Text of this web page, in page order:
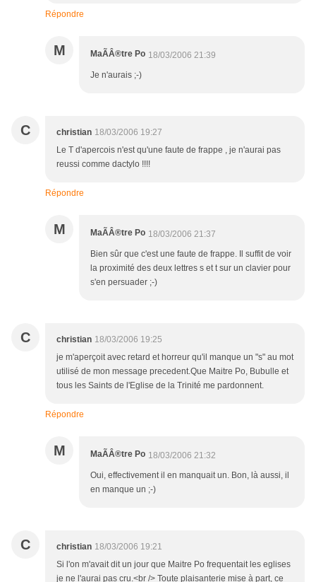
Répondre
M MaÃÂ®tre Po 18/03/2006 21:39
Je n'aurais ;-)
C christian 18/03/2006 19:27
Le T d'apercois n'est qu'une faute de frappe , je n'aurai pas
reussi comme dactylo !!!!
Répondre
M MaÃÂ®tre Po 18/03/2006 21:37
Bien sûr que c'est une faute de frappe. Il suffit de voir
la proximité des deux lettres s et t sur un clavier pour
s'en persuader ;-)
C christian 18/03/2006 19:25
je m'aperçoit avec retard et horreur qu'il manque un "s" au mot
utilisé de mon message precedent.Que Maitre Po, Bubulle et
tous les Saints de l'Eglise de la Trinité me pardonnent.
Répondre
M MaÃÂ®tre Po 18/03/2006 21:32
Oui, effectivement il en manquait un. Bon, là aussi, il
en manque un ;-)
C christian 18/03/2006 19:21
Si l'on m'avait dit un jour que Maitre Po frequentait les eglises
je ne l'aurai pas cru.<br /> Toute plaisanterie mise à part, ce